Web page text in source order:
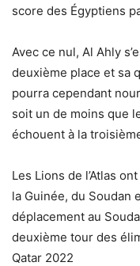
score des Égyptiens
Avec ce nul, Al Ahly
deuxième place et sa
pourra cependant
soit un de moins que
échouent à la
Les Lions de l’Atlas
la Guinée, du Soudan
déplacement au
deuxième tour des
Qatar 2022